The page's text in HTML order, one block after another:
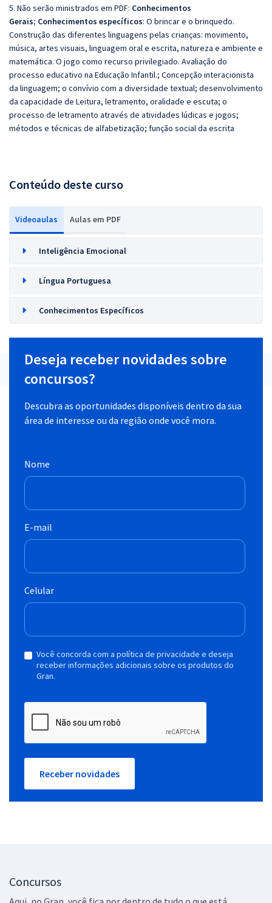
5. Não serão ministrados em PDF: Conhecimentos
Gerais; Conhecimentos específicos: O brincar e o brinquedo.
Construção das diferentes linguagens pelas crianças: movimento,
música, artes visuais, linguagem oral e escrita, natureza e ambiente e
matemática. O jogo como recurso privilegiado. Avaliação do
processo educativo na Educação Infantil.; Concepção interacionista
da linguagem; o convívio com a diversidade textual; desenvolvimento
da capacidade de Leitura, letramento, oralidade e escuta; o
processo de letramento através de atividades lúdicas e jogos;
métodos e técnicas de alfabetização; função social da escrita
Conteúdo deste curso
Videoaulas Aulas em PDF
Inteligência Emocional
Língua Portuguesa
Conhecimentos Específicos
Deseja receber novidades sobre
concursos?
Descubra as oportunidades disponíveis dentro da sua
área de interesse ou da região onde você mora.
Nome
E-mail
Celular
Você concorda com a política de privacidade e deseja
receber informações adicionais sobre os produtos do
Gran.
Receber novidades
Concursos